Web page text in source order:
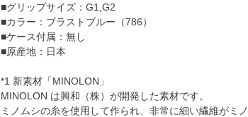
■グリップサイズ：G1,G2
■カラー：ブラストブルー（786）
■ケース付属：無し
■原産地：日本
*1 新素材「MINOLON」
MINOLON は興和（株）が開発した素材です。
ミノムシの糸を使用して作られ、非常に細い繊維がミ